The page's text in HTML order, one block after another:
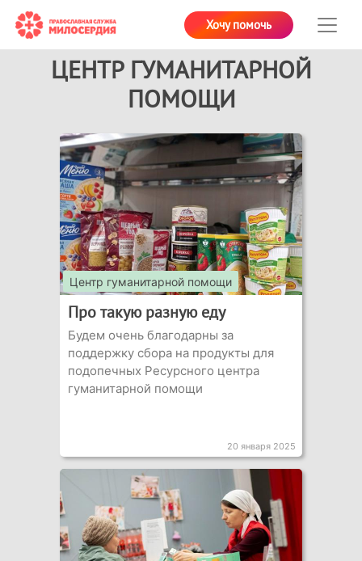
Хочу помочь
ЦЕНТР ГУМАНИТАРНОЙ
ПОМОЩИ
Центр гуманитарной помощи
Про такую разную еду
Будем очень благодарны за
поддержку сбора на продукты для
подопечных Ресурсного центра
гуманитарной помощи
20 января 2025